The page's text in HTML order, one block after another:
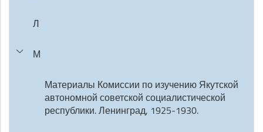
Л
М
Материалы Комиссии по изучению Якутской
автономной советской социалистической
республики. Ленинград, 1925-1930.